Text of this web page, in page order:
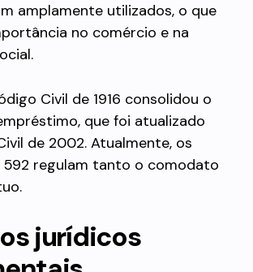
amplamente utilizados, o que
no comércio e na
Civil de 1916 consolidou o
que foi atualizado
de 2002. Atualmente, os
regulam tanto o comodato
jurídicos